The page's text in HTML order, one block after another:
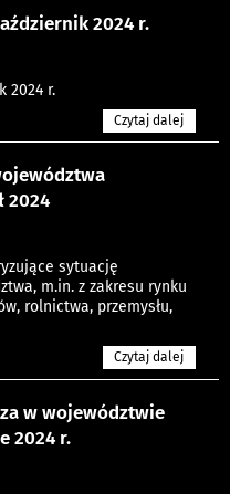
2024 r.
2024 r.
Czytaj dalej
2024
sytuację
m.in. z zakresu rynku
rolnictwa, przemysłu,
Czytaj dalej
w województwie
2024 r.